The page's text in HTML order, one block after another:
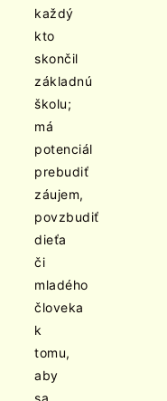
každý
kto
skončil
základnú
školu;
má
potenciál
prebudiť
záujem,
povzbudiť
dieťa
či
mladého
človeka
k
tomu,
aby